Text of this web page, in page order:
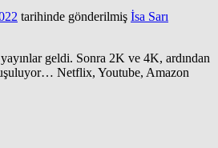
tarihinde gönderilmiş İsa Sarı
geldi. Sonra 2K ve 4K, ardından
Netflix, Youtube, Amazon